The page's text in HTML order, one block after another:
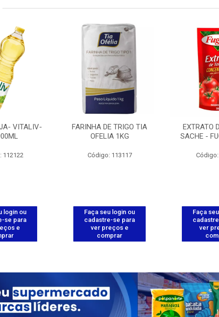
VITALIV-
112122
login ou
se para
e
FARINHA DE TRIGO TIA
OFELIA 1KG
Código: 113117
Faça seu login ou
cadastre-se para
ver preços e
comprar
EXTRATO
SACHE -
Faça
ver